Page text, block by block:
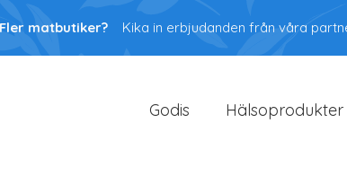
Fler matbutiker? Kika in erbjudanden från våra
Godis Hälsoprodukter